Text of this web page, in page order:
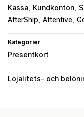
Kassa Kundkonton
AfterShip Attentive
Kategorier
Presentkort
Korttyper
Lojalitets- och